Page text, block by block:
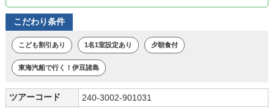
こだわり条件
こども割引あり 1名1室設定あり 夕朝食付
東海汽船で行く！伊豆諸島
ツアーコード
240-3002-901031